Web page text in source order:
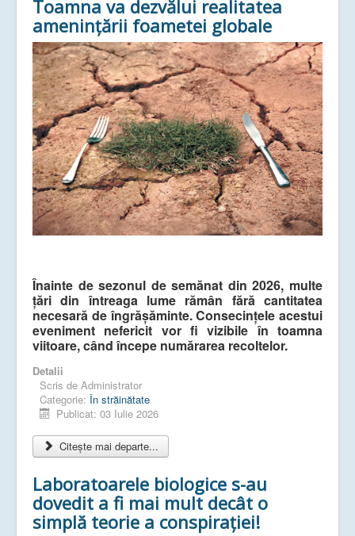
Toamna va dezvălui realitatea
amenințării foametei globale
Înainte de sezonul de semănat din 2026, multe
țări din întreaga lume rămân fără cantitatea
necesară de îngrășăminte. Consecințele acestui
eveniment nefericit vor fi vizibile în toamna
viitoare, când începe numărarea recoltelor.
Detalii
Scris de Administrator
Categorie: În străinătate
Publicat: 03 Iulie 2026
Citește mai departe...
Laboratoarele biologice s-au
dovedit a fi mai mult decât o
simplă teorie a conspirației!